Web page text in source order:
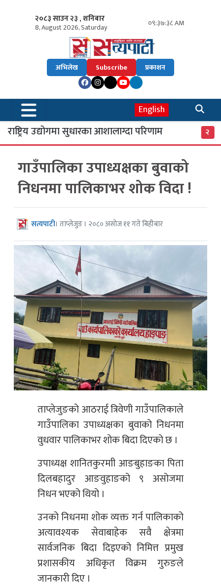
२०८३ साउन २३ , शनिबार
8, August 2026, Saturday ०९:३७:३९ AM
अभिलेख Subscribe प्रकाशन
English
उद्योगमा सुधारका आशालाग्दा परिणाम
गाउँपालिका उपाध्यक्षका बुवाको
निधनमा पालिकाभर शोक विदा !
सत्यपाटी। ताप्लेजुङ । २०८० असोज ११ गते बिहीबार
ताप्लेजुङको आठराई त्रिवेणी गाउँपालिकाले
गाउँपालिका उपाध्यक्षका बुवाको निधनमा
वुधवार पालिकाभर शोक बिदा दिएको छ ।
उपाध्यक्ष शानितकुरमाी आङबुहाङका पिता
दिलबहादुर आङवुहाङको ९ असोजमा
निधन भएको थियो ।
उनको निधनमा शोक व्यक्त गर्न पालिकाको
अत्यावश्यक सेवाबाहेक सवै क्षेत्रमा
सार्वजनिक बिदा दिइएको निमित्त प्रमुख
प्रशासकीय अधिकृत विक्रम गुरुङले
जानकारी दिए ।